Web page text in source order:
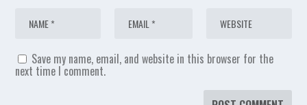
Save my name, email, and website in this browser for the
next time I comment.